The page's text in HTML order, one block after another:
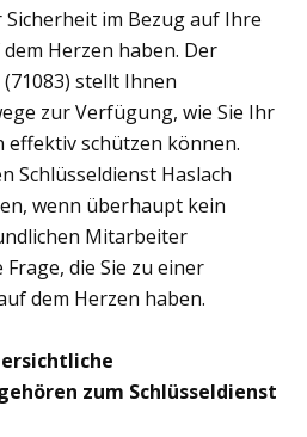
im Bezug auf Ihre
Herzen haben. Der
stellt Ihnen
zur Verfügung, wie Sie Ihr
effektiv schützen können.
Schlüsseldienst Haslach
wenn überhaupt kein
Mitarbeiter
die Sie zu einer
dem Herzen haben.
zum Schlüsseldienst